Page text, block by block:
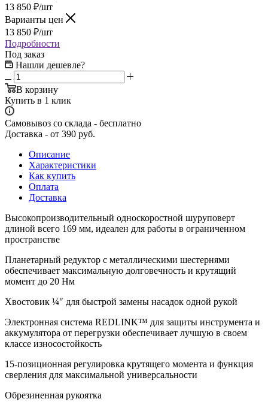
13 850 ₽/шт
Варианты цен
13 850 ₽/шт
Подробности
Под заказ
Нашли дешевле?
В корзину
Купить в 1 клик
Самовывоз со склада - бесплатно
Доставка - от 390 руб.
Описание
Характеристики
Как купить
Оплата
Доставка
Высокопроизводительный односкоростной шуруповерт
длиной всего 169 мм, идеален для работы в ограниченном
пространстве
Планетарный редуктор с металлическими шестернями
обеспечивает максимальную долговечность и крутящий
момент до 20 Нм
Хвостовик ¼″ для быстрой замены насадок одной рукой
Электронная система REDLINK™ для защиты инструмента и
аккумулятора от перегрузки обеспечивает лучшую в своем
классе износостойкость
15-позиционная регулировка крутящего момента и функция
сверления для максимальной универсальности
Обрезиненная рукоятка